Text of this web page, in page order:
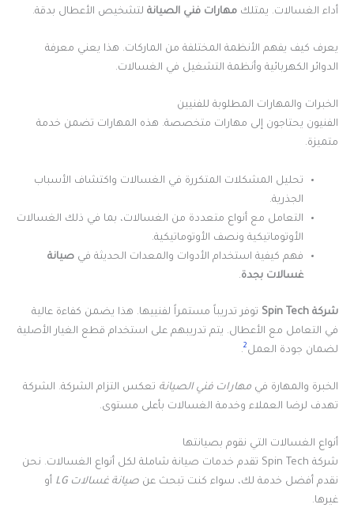
أداء الغسالات. يمتلك مهارات فني الصيانة لتشخيص الأعطال بدقة.
يعرف كيف يفهم الأنظمة المختلفة من الماركات. هذا يعني معرفة
الدوائر الكهربائية وأنظمة التشغيل في الغسالات.
الخبرات والمهارات المطلوبة للفنيين
الفنيون يحتاجون إلى مهارات متخصصة. هذه المهارات تضمن خدمة
متميزة.
تحليل المشكلات المتكررة في الغسالات واكتشاف الأسباب
الجذرية.
التعامل مع أنواع متعددة من الغسالات، بما في ذلك الغسالات
الأوتوماتيكية ونصف الأوتوماتيكية.
فهم كيفية استخدام الأدوات والمعدات الحديثة في صيانة
غسالات بجدة.
شركة Spin Tech
توفر تدريباً مستمراً لفنييها. هذا يضمن كفاءة عالية
في التعامل مع الأعطال. يتم تدريبهم على استخدام قطع الغيار الأصلية
لضمان جودة العمل2
.
الخبرة والمهارة في مهارات فني الصيانة تعكس التزام الشركة. الشركة
تهدف لرضا العملاء وخدمة الغسالات بأعلى مستوى.
أنواع الغسالات التي نقوم بصيانتها
شركة Spin Tech تقدم خدمات صيانة شاملة لكل أنواع الغسالات. نحن
نقدم أفضل خدمة لك، سواء كنت تبحث عن صيانة غسالات LG
أو
غيرها.